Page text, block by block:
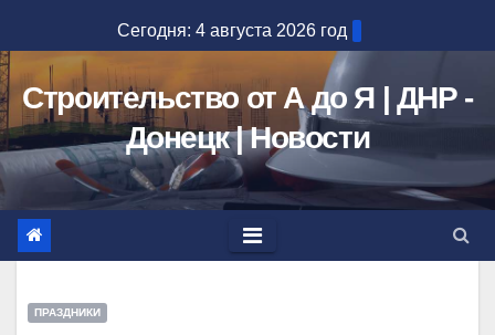
к
содержимому
Сегодня: 4 августа 2026 год
Строительство от А до Я | ДНР -
Донецк | Новости
ПРАЗДНИКИ